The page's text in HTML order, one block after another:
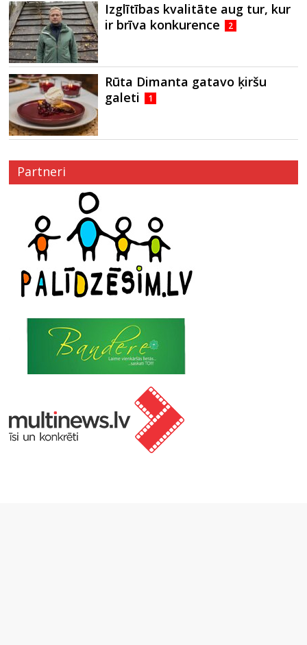
Izglītības kvalitāte aug tur, kur
ir brīva konkurence
2
Rūta Dimanta gatavo ķiršu
galeti
1
Partneri